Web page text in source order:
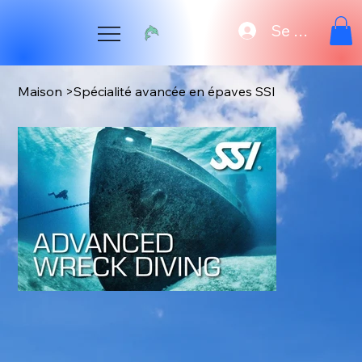
Se
Maison >Spécialité avancée en épaves SSI